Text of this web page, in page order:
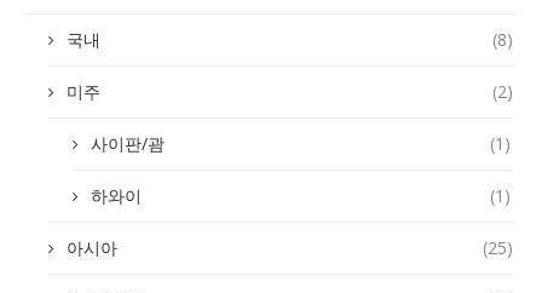
국내 (8)
미주 (2)
사이판/괌 (1)
하와이 (1)
아시아 (25)